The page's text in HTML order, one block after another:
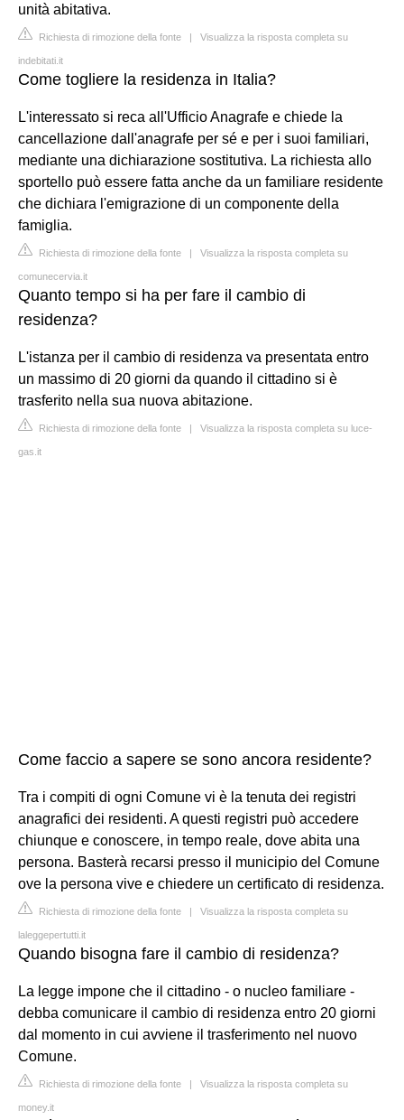
unità abitativa.
Richiesta di rimozione della fonte | Visualizza la risposta completa su
indebitati.it
Come togliere la residenza in Italia?
L'interessato si reca all'Ufficio Anagrafe e chiede la
cancellazione dall'anagrafe per sé e per i suoi familiari,
mediante una dichiarazione sostitutiva. La richiesta allo
sportello può essere fatta anche da un familiare residente
che dichiara l'emigrazione di un componente della
famiglia.
Richiesta di rimozione della fonte | Visualizza la risposta completa su
comunecervia.it
Quanto tempo si ha per fare il cambio di
residenza?
L'istanza per il cambio di residenza va presentata entro
un massimo di 20 giorni da quando il cittadino si è
trasferito nella sua nuova abitazione.
Richiesta di rimozione della fonte | Visualizza la risposta completa su luce-
gas.it
Come faccio a sapere se sono ancora residente?
Tra i compiti di ogni Comune vi è la tenuta dei registri
anagrafici dei residenti. A questi registri può accedere
chiunque e conoscere, in tempo reale, dove abita una
persona. Basterà recarsi presso il municipio del Comune
ove la persona vive e chiedere un certificato di residenza.
Richiesta di rimozione della fonte | Visualizza la risposta completa su
laleggepertutti.it
Quando bisogna fare il cambio di residenza?
La legge impone che il cittadino - o nucleo familiare -
debba comunicare il cambio di residenza entro 20 giorni
dal momento in cui avviene il trasferimento nel nuovo
Comune.
Richiesta di rimozione della fonte | Visualizza la risposta completa su
money.it